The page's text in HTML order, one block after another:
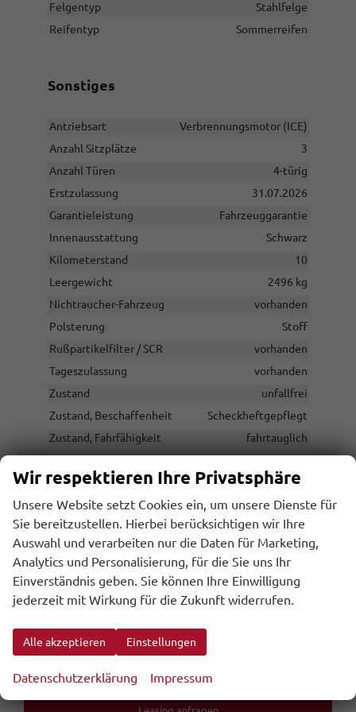
Felgentyp
Stahlfelge
Reifentyp
Sommerreifen
Sonstiges
Antriebsart
Verbrennungsmotor (ICE)
Anzahl Sitzplätze
3
Anzahl Türen
4-türig
Erstzulassung
31.07.2026
Garantieleistung
Fahrzeuggarantie
Innenausstattung
Schwarz
Kilometerstand
10
Leergewicht
2496 kg
Nichtraucher-Fahrzeug
vorhanden
Polsterung
Stoff
Rußpartikelfilter / SCR
vorhanden
Tageszulassung
vorhanden
Zustand
unfallfrei
Zustand, Beschaffenheit
Scheckheftgepflegt
Zustand, Fahrfähigkeit
fahrtauglich
UVP ohne
Überführungskosten
76.794,– €
Sie sparen:
4.127,– €
5,4%
Gesamtpreis
72.667,– €
inkl. 20% MwSt., zzgl. den Kosten für Überführung und Zulassungspapieren
Wir rufen Sie an
Wir respektieren Ihre Privatsphäre
Unsere Website setzt Cookies ein, um unsere Dienste für
Sie bereitzustellen. Hierbei berücksichtigen wir Ihre
Auswahl und verarbeiten nur die Daten für Marketing,
Analytics und Personalisierung, für die Sie uns Ihr
Einverständnis geben. Sie können Ihre Einwilligung
jederzeit mit Wirkung für die Zukunft widerrufen.
Alle akzeptieren Einstellungen
Datenschutzerklärung Impressum